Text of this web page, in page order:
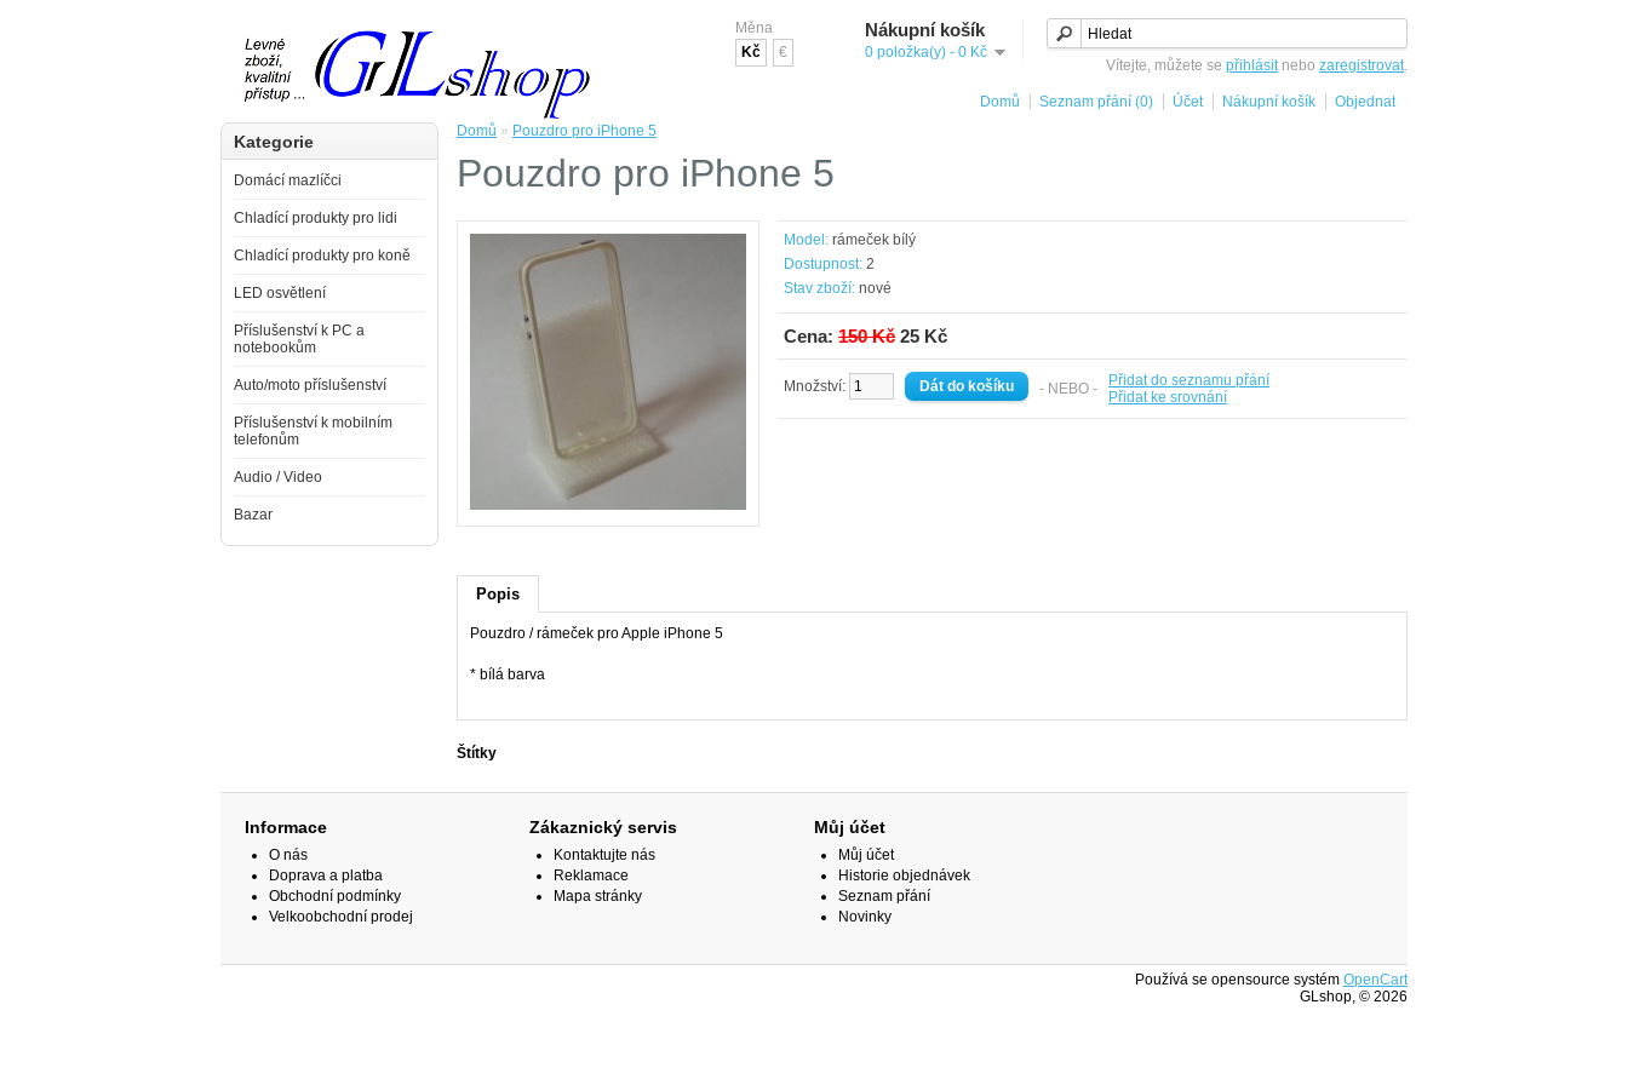
Měna
Kč
€
Nákupní košík
0 položka(y) - 0 Kč
Vítejte, můžete se přihlásitnebo zaregistrovat.
Domů Seznam přání (0) Účet Nákupní košík Objednat
Kategorie
Domácí mazlíčci
Chladící produkty pro lidi
Chladící produkty pro koně
LED osvětlení
Příslušenství k PC a
notebookům
Auto/moto příslušenství
Příslušenství k mobilním
telefonům
Audio / Video
Bazar
Domů » Pouzdro pro iPhone 5
Pouzdro pro iPhone 5
Model: rámeček bílý
Dostupnost: 2
Stav zboží: nové
Cena: 150 Kč 25 Kč
Množství: - NEBO -
Přidat do seznamu přání
Přidat ke srovnání
Popis
Pouzdro / rámeček pro Apple iPhone 5
* bílá barva
Štítky
Informace
O nás
Doprava a platba
Obchodní podmínky
Velkoobchodní prodej
Zákaznický servis
Kontaktujte nás
Reklamace
Mapa stránky
Můj účet
Můj účet
Historie objednávek
Seznam přání
Novinky
Používá se opensource systém OpenCart
GLshop, © 2026